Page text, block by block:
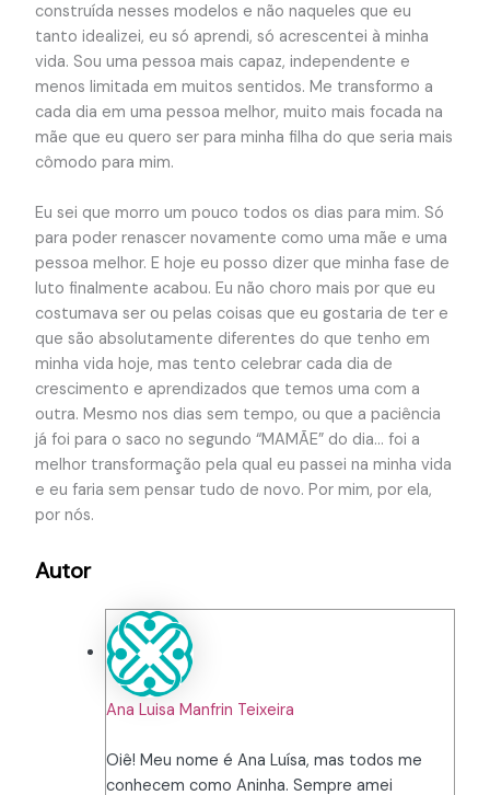
construída nesses modelos e não naqueles que eu
tanto idealizei, eu só aprendi, só acrescentei à minha
vida. Sou uma pessoa mais capaz, independente e
menos limitada em muitos sentidos. Me transformo a
cada dia em uma pessoa melhor, muito mais focada na
mãe que eu quero ser para minha filha do que seria mais
cômodo para mim.
Eu sei que morro um pouco todos os dias para mim. Só
para poder renascer novamente como uma mãe e uma
pessoa melhor. E hoje eu posso dizer que minha fase de
luto finalmente acabou. Eu não choro mais por que eu
costumava ser ou pelas coisas que eu gostaria de ter e
que são absolutamente diferentes do que tenho em
minha vida hoje, mas tento celebrar cada dia de
crescimento e aprendizados que temos uma com a
outra. Mesmo nos dias sem tempo, ou que a paciência
já foi para o saco no segundo “MAMÃE” do dia… foi a
melhor transformação pela qual eu passei na minha vida
e eu faria sem pensar tudo de novo. Por mim, por ela,
por nós.
Autor
Ana Luisa Manfrin Teixeira
Oiê! Meu nome é Ana Luísa, mas todos me
conhecem como Aninha. Sempre amei